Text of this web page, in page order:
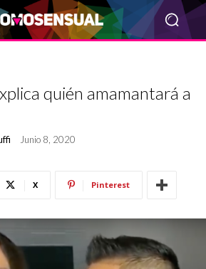
quién amamantará a
Junio 8, 2020
X Pinterest